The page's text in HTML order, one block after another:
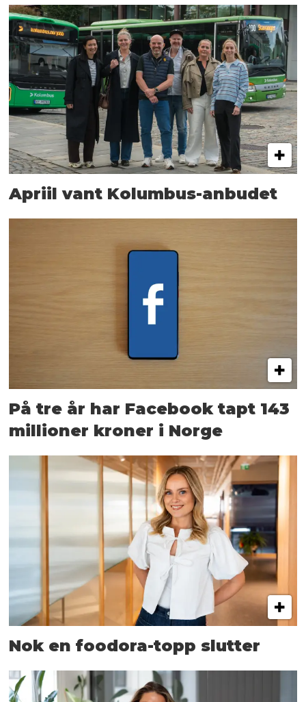
Apriil vant Kolumbus-anbudet
På tre år har Facebook tapt 143
millioner kroner i Norge
Nok en foodora-topp slutter